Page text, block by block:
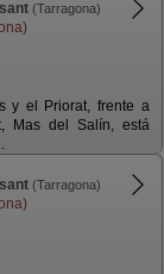
(Tarragona)
y el Priorat, frente a
Mas del Salín, está
(Tarragona)